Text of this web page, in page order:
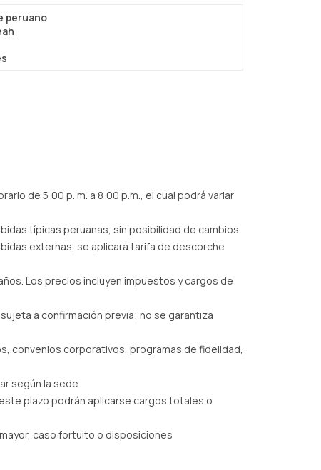
peruano
de 5:00 p. m. a 8:00 p.m., el cual podrá variar
típicas peruanas, sin posibilidad de cambios
externas, se aplicará tarifa de descorche
Los precios incluyen impuestos y cargos de
a confirmación previa; no se garantiza
convenios corporativos, programas de fidelidad,
según la sede.
plazo podrán aplicarse cargos totales o
caso fortuito o disposiciones